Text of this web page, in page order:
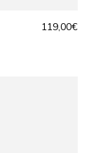
119,00€